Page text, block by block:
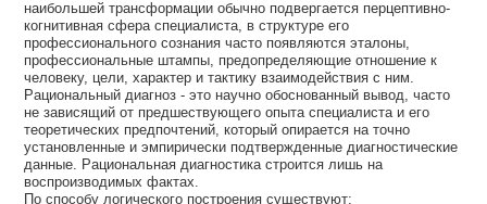
наибольшей трансформации обычно подвергается перцептивно-
когнитивная сфера специалиста, в структуре его
профессионального сознания часто появляются эталоны,
профессиональные штампы, предопределяющие отношение к
человеку, цели, характер и тактику взаимодействия с ним.
Рациональный диагноз - это научно обоснованный вывод, часто
не зависящий от предшествующего опыта специалиста и его
теоретических предпочтений, который опирается на точно
установленные и эмпирически подтвержденные диагностические
данные. Рациональная диагностика строится лишь на
воспроизводимых фактах.
По способу логического построения существуют: